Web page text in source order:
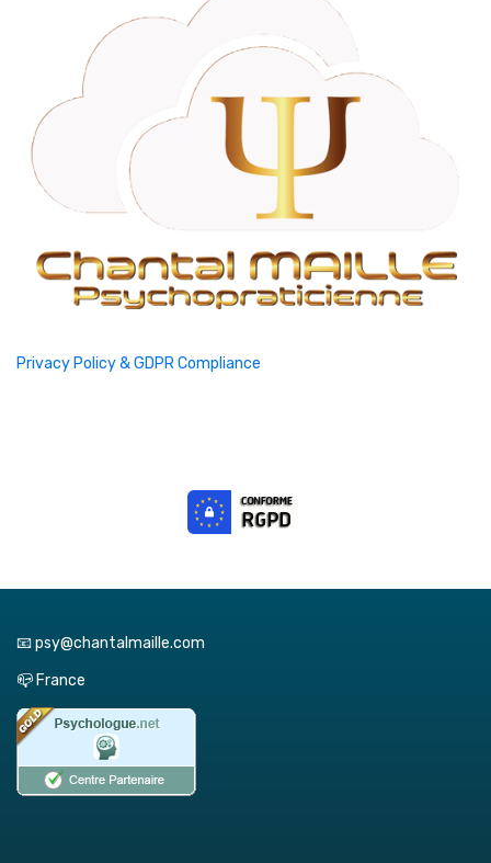
Privacy Policy & GDPR Compliance
📧 psy@chantalmaille.com
📪 France